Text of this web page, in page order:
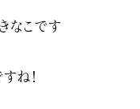
なこです
ね！